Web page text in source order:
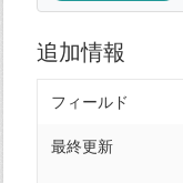
追加情報
フィールド
最終更新